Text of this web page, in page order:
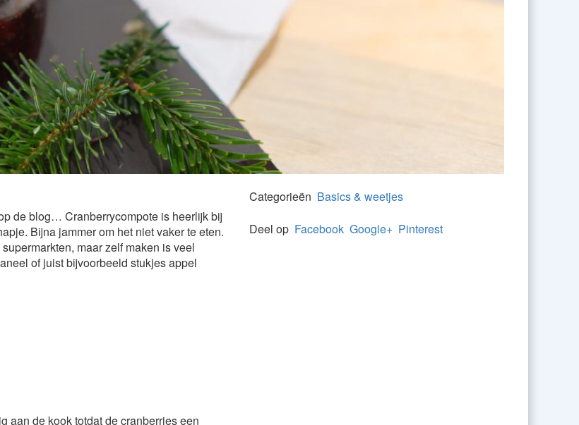
de blog… Cranberrycompote is heerlijk bij
Bijna jammer om het niet vaker te eten.
maar zelf maken is veel
of juist bijvoorbeeld stukjes appel
aan de kook totdat de cranberries een
Categorieën Basics & weetjes
Deel op Facebook Google+ Pinterest